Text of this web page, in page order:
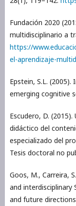
Fundación 2020
multidisciplinario a
https://
el-aprendizaje-
Epstein, S.L.
emerging cognitive
Escudero, D.
didáctico del
especializado del
Tesis doctoral no
Goos, M., Carreira,
and interdisciplinary
and future